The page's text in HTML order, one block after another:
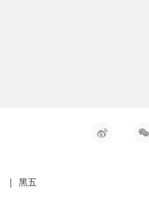
| 黑五